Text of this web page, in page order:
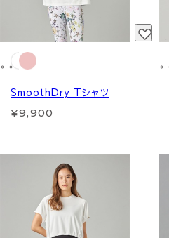
SmoothDry Tシャツ
¥9,900